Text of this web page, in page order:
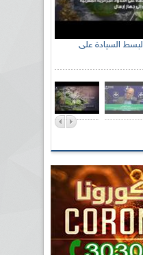
الإذاعة الجزائرية تحي الذكرى 59 لبسط السيادة على